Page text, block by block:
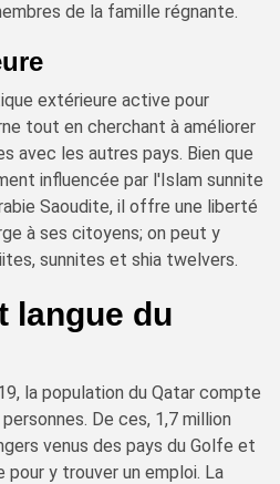
de la famille régnante.
extérieure active pour
tout en cherchant à améliorer
avec les autres pays. Bien que
influencée par l'Islam sunnite
Saoudite, il offre une liberté
à ses citoyens; on peut y
sunnites et shia twelvers.
langue du
la population du Qatar compte
De ces, 1,7 million
venus des pays du Golfe et
pour y trouver un emploi. La